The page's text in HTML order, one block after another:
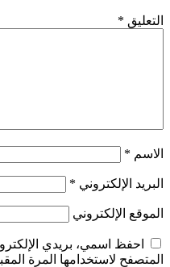
التعليق *
الاسم *
البريد الإلكتروني *
الموقع الإلكتروني
احفظ اسمي، بريدي
المتصفح لاستخدامها المرة